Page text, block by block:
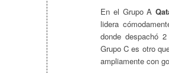
En el Grupo A
lidera
donde despachó
Grupo C es otro
ampliamente con